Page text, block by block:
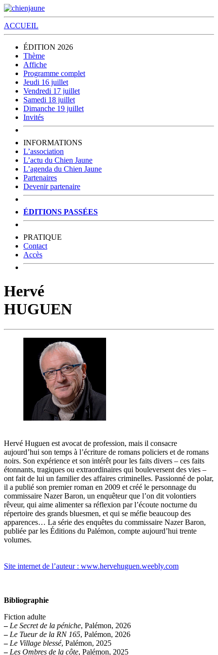
ACCUEIL
ÉDITION 2026
Thème
Affiche
Programme complet
Jeudi 16 juillet
Vendredi 17 juillet
Samedi 18 juillet
Dimanche 19 juillet
Invités
INFORMATIONS
L’association
L’actu du Chien Jaune
L’agenda du Chien Jaune
Partenaires
Devenir partenaire
ÉDITIONS PASSÉES
PRATIQUE
Contact
Accès
Hervé
HUGUEN
Hervé Huguen est avocat de profession, mais il consacre
aujourd’hui son temps à l’écriture de romans policiers et de romans
noirs. Son expérience et son intérêt pour les faits divers – ces faits
étonnants, tragiques ou extraordinaires qui bouleversent des vies –
ont fait de lui un familier des affaires criminelles. Passionné de polar,
il a publié son premier roman en 2009 et créé le personnage du
commissaire Nazer Baron, un enquêteur que l’on dit volontiers
rêveur, qui aime alimenter sa réflexion par l’écoute nocturne du
répertoire des grands bluesmen, et qui se méfie beaucoup des
apparences… La série des enquêtes du commissaire Nazer Baron,
publiée par les Éditions du Palémon, compte aujourd’hui trente
volumes.
Site internet de l’auteur : www.hervehuguen.weebly.com
Bibliographie
Fiction adulte
– Le Secret de la péniche, Palémon, 2026
– Le Tueur de la RN 165, Palémon, 2026
– Le Village blessé, Palémon, 2025
– Les Ombres de la côte, Palémon, 2025